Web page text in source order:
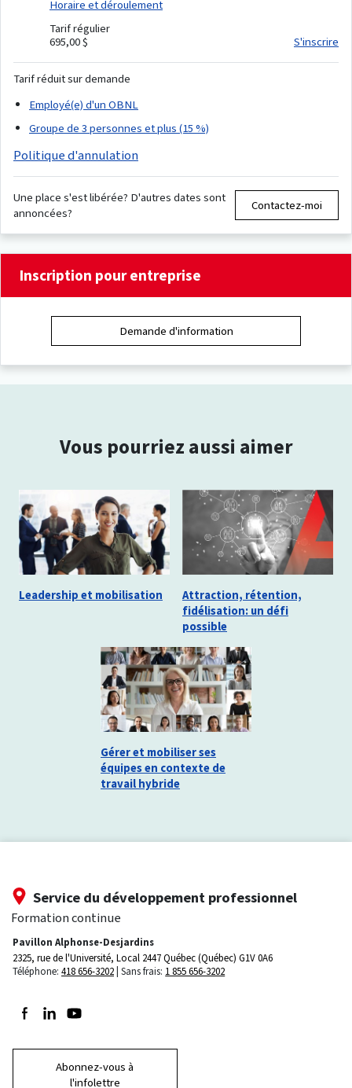
Horaire et déroulement
Tarif régulier
695,00 $
S'inscrire
Tarif réduit sur demande
Employé(e) d'un OBNL
Groupe de 3 personnes et plus (15 %)
Politique d'annulation
Une place s'est libérée? D'autres dates sont
annoncées?
Contactez-moi
Inscription pour entreprise
Demande d'information
Vous pourriez aussi aimer
Leadership et mobilisation
Attraction, rétention,
fidélisation: un défi
possible
Gérer et mobiliser ses
équipes en contexte de
travail hybride
Service du développement professionnel
Formation continue
Pavillon Alphonse-Desjardins
2325, rue de l'Université, Local 2447Québec (Québec) G1V 0A6
Téléphone: 418 656-3202 Sans frais: 1 855 656-3202
Suivez-nous sur Facebook
Suivez-nous sur LinkedIn
Suivez-nous sur Youtube
Abonnez-vous à
l'infolettre